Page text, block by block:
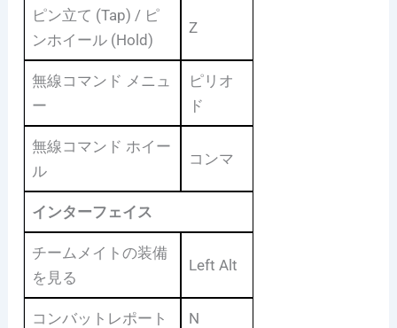
ピン立て (Tap) / ピ
ンホイール (Hold)
Z
無線コマンド メニュ
ー
ピリオ
ド
無線コマンド ホイー
ル
コンマ
インターフェイス
チームメイトの装備
を見る
Left Alt
コンバットレポート N